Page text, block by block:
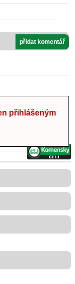
přidat komentář
přihlášeným